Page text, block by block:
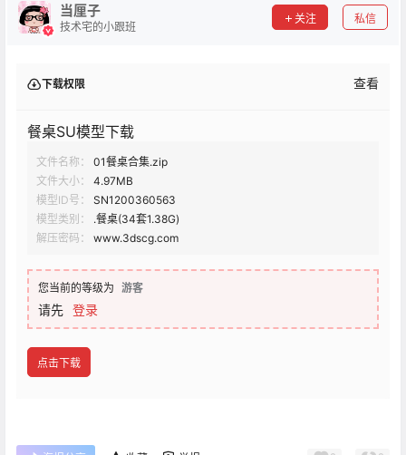
当厘子
技术宅的小跟班
关注 私信
下载权限 查看
餐桌SU模型下载
文件名称：
01餐桌合集.zip
文件大小：
4.97MB
模型ID号：
SN1200360563
模型类别：
.餐桌(34套1.38G)
解压密码：
www.3dscg.com
您当前的等级为 游客
请先 登录
点击下载